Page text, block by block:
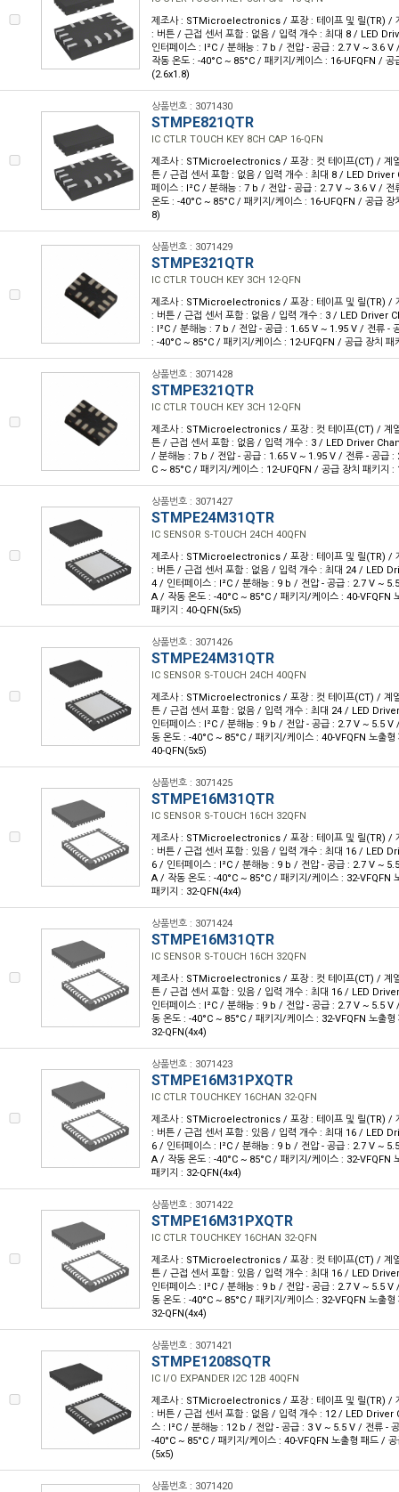
제조사 : STMicroelectronics / 포장 : 테이프 및 릴(TR) /
: 버튼 / 근접 센서 포함 : 없음 / 입력 개수 : 최대 8 / LED
인터페이스 : I²C / 분해능 : 7 b / 전압 - 공급 : 2.7 V ~ 3.6
작동 온도 : -40°C ~ 85°C / 패키지/케이스 : 16-UFQFN / 공
(2.6x1.8)
상품번호 : 3071430
STMPE821QTR
IC CTLR TOUCH KEY 8CH CAP 16-QFN
제조사 : STMicroelectronics / 포장 : 컷 테이프(CT) / 계
튼 / 근접 센서 포함 : 없음 / 입력 개수 : 최대 8 / LED
페이스 : I²C / 분해능 : 7 b / 전압 - 공급 : 2.7 V ~ 3.6 V / 전
온도 : -40°C ~ 85°C / 패키지/케이스 : 16-UFQFN / 공급 장
8)
상품번호 : 3071429
STMPE321QTR
IC CTLR TOUCH KEY 3CH 12-QFN
제조사 : STMicroelectronics / 포장 : 테이프 및 릴(TR) /
: 버튼 / 근접 센서 포함 : 없음 / 입력 개수 : 3 / LED Driver
: I²C / 분해능 : 7 b / 전압 - 공급 : 1.65 V ~ 1.95 V / 전류 -
: -40°C ~ 85°C / 패키지/케이스 : 12-UFQFN / 공급 장치 패
상품번호 : 3071428
STMPE321QTR
IC CTLR TOUCH KEY 3CH 12-QFN
제조사 : STMicroelectronics / 포장 : 컷 테이프(CT) / 계
튼 / 근접 센서 포함 : 없음 / 입력 개수 : 3 / LED Driver
/ 분해능 : 7 b / 전압 - 공급 : 1.65 V ~ 1.95 V / 전류 - 공급 :
C ~ 85°C / 패키지/케이스 : 12-UFQFN / 공급 장치 패키지 :
상품번호 : 3071427
STMPE24M31QTR
IC SENSOR S-TOUCH 24CH 40QFN
제조사 : STMicroelectronics / 포장 : 테이프 및 릴(TR) /
: 버튼 / 근접 센서 포함 : 없음 / 입력 개수 : 최대 24 / LED
4 / 인터페이스 : I²C / 분해능 : 9 b / 전압 - 공급 : 2.7 V ~
A / 작동 온도 : -40°C ~ 85°C / 패키지/케이스 : 40-VFQFN
패키지 : 40-QFN(5x5)
상품번호 : 3071426
STMPE24M31QTR
IC SENSOR S-TOUCH 24CH 40QFN
제조사 : STMicroelectronics / 포장 : 컷 테이프(CT) / 계
튼 / 근접 센서 포함 : 없음 / 입력 개수 : 최대 24 / LED
인터페이스 : I²C / 분해능 : 9 b / 전압 - 공급 : 2.7 V ~ 5.5
동 온도 : -40°C ~ 85°C / 패키지/케이스 : 40-VFQFN 노출
40-QFN(5x5)
상품번호 : 3071425
STMPE16M31QTR
IC SENSOR S-TOUCH 16CH 32QFN
제조사 : STMicroelectronics / 포장 : 테이프 및 릴(TR) /
: 버튼 / 근접 센서 포함 : 있음 / 입력 개수 : 최대 16 / LED
6 / 인터페이스 : I²C / 분해능 : 9 b / 전압 - 공급 : 2.7 V ~
A / 작동 온도 : -40°C ~ 85°C / 패키지/케이스 : 32-VFQFN
패키지 : 32-QFN(4x4)
상품번호 : 3071424
STMPE16M31QTR
IC SENSOR S-TOUCH 16CH 32QFN
제조사 : STMicroelectronics / 포장 : 컷 테이프(CT) / 계
튼 / 근접 센서 포함 : 있음 / 입력 개수 : 최대 16 / LED
인터페이스 : I²C / 분해능 : 9 b / 전압 - 공급 : 2.7 V ~ 5.5
동 온도 : -40°C ~ 85°C / 패키지/케이스 : 32-VFQFN 노출
32-QFN(4x4)
상품번호 : 3071423
STMPE16M31PXQTR
IC CTLR TOUCHKEY 16CHAN 32-QFN
제조사 : STMicroelectronics / 포장 : 테이프 및 릴(TR) /
: 버튼 / 근접 센서 포함 : 있음 / 입력 개수 : 최대 16 / LED
6 / 인터페이스 : I²C / 분해능 : 9 b / 전압 - 공급 : 2.7 V ~
A / 작동 온도 : -40°C ~ 85°C / 패키지/케이스 : 32-VFQFN
패키지 : 32-QFN(4x4)
상품번호 : 3071422
STMPE16M31PXQTR
IC CTLR TOUCHKEY 16CHAN 32-QFN
제조사 : STMicroelectronics / 포장 : 컷 테이프(CT) / 계
튼 / 근접 센서 포함 : 있음 / 입력 개수 : 최대 16 / LED
인터페이스 : I²C / 분해능 : 9 b / 전압 - 공급 : 2.7 V ~ 5.5
동 온도 : -40°C ~ 85°C / 패키지/케이스 : 32-VFQFN 노출
32-QFN(4x4)
상품번호 : 3071421
STMPE1208SQTR
IC I/O EXPANDER I2C 12B 40QFN
제조사 : STMicroelectronics / 포장 : 테이프 및 릴(TR) /
: 버튼 / 근접 센서 포함 : 없음 / 입력 개수 : 12 / LED
스 : I²C / 분해능 : 12 b / 전압 - 공급 : 3 V ~ 5.5 V / 전류 -
-40°C ~ 85°C / 패키지/케이스 : 40-VFQFN 노출형 패드 /
(5x5)
상품번호 : 3071420